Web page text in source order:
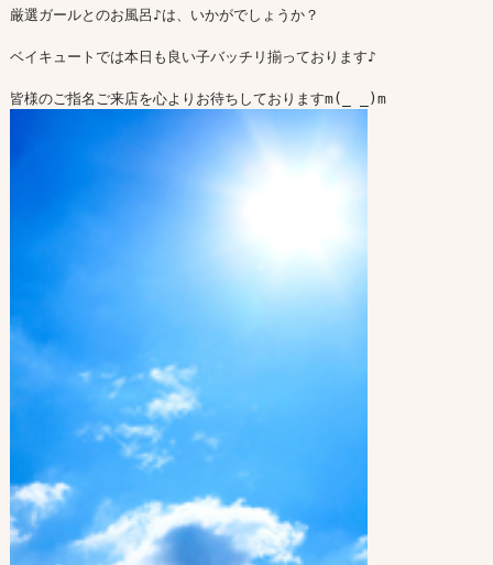
厳選ガールとのお風呂♪は、いかがでしょうか？
ベイキュートでは本日も良い子バッチリ揃っております♪
皆様のご指名ご来店を心よりお待ちしておりますm(_ _)m